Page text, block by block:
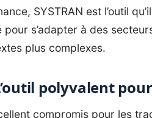
SYSTRAN est l’outil
pour s’adapter à des
plus complexes.
polyvalent
compromis pour les